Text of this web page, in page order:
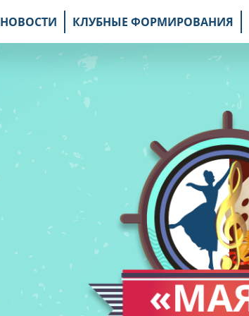
НОВОСТИ КЛУБНЫЕ ФОРМИРОВАНИЯ